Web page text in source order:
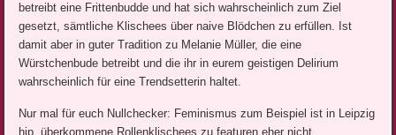
betreibt eine Frittenbudde und hat sich wahrscheinlich zum Ziel
gesetzt, sämtliche Klischees über naive Blödchen zu erfüllen. Ist
damit aber in guter Tradition zu Melanie Müller, die eine
Würstchenbude betreibt und die ihr in eurem geistigen Delirium
wahrscheinlich für eine Trendsetterin haltet.
Nur mal für euch Nullchecker: Feminismus zum Beispiel ist in Leipzig
hip, überkommene Rollenklischees zu featuren eher nicht.